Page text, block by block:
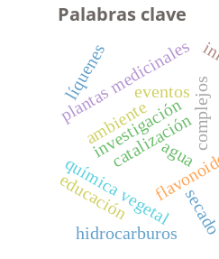
Palabras clave
catalizacióncomplejos
eventos
plantas medicinales
química vegetal
agua
secado
hidrocarburos
investigación
ambiente
educación
líquenes